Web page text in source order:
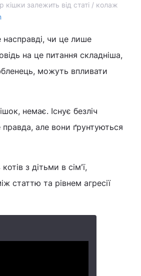
залежить від статі / колаж
насправді, чи це лише
на це питання складніша,
можуть впливати
немає. Існує безліч
але вони ґрунтуються
з дітьми в сім'ї,
статтю та рівнем агресії